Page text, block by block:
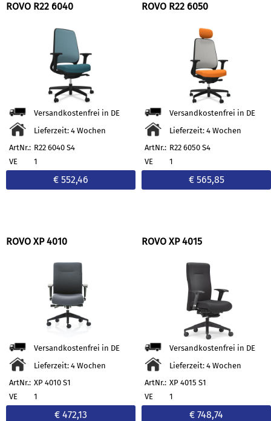
ROVO R22 6040
Versandkostenfrei in DE
Lieferzeit: 4 Wochen
ArtNr.: R22 6040 S4
VE
1
€ 552,46
ROVO R22 6050
Versandkostenfrei in DE
Lieferzeit: 4 Wochen
ArtNr.: R22 6050 S4
VE
1
€ 565,85
ROVO XP 4010
Versandkostenfrei in DE
Lieferzeit: 4 Wochen
ArtNr.: XP 4010 S1
VE
1
€ 472,13
ROVO XP 4015
Versandkostenfrei in DE
Lieferzeit: 4 Wochen
ArtNr.: XP 4015 S1
VE
1
€ 748,74